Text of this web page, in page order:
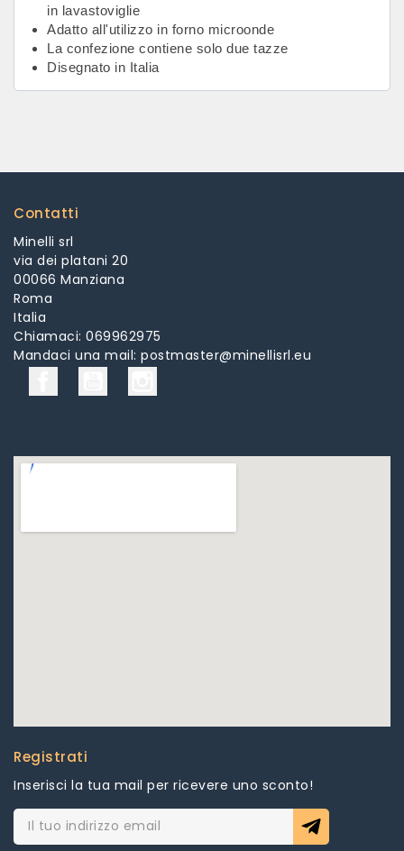
in lavastoviglie
Adatto all'utilizzo in forno microonde
La confezione contiene solo due tazze
Disegnato in Italia
Contatti
Minelli srl
via dei platani 20
00066 Manziana
Roma
Italia
Chiamaci: 069962975
Mandaci una mail: postmaster@minellisrl.eu
Registrati
Inserisci la tua mail per ricevere uno sconto!